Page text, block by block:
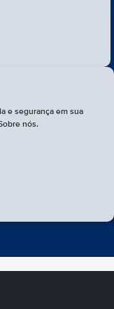
e segurança em sua
nós.